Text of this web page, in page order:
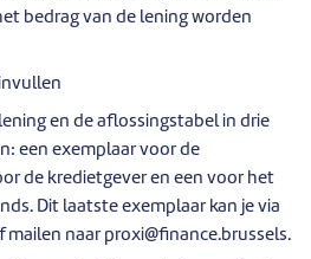
bedrag van de lening worden
en de aflossingstabel in drie
een exemplaar voor de
de kredietgever en een voor het
Dit laatste exemplaar kan je via
naar proxi@finance.brussels.